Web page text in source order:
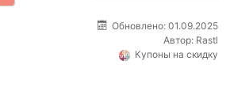
Обновлено: 01.09.2025
Автор: Rastl
Купоны на скидку